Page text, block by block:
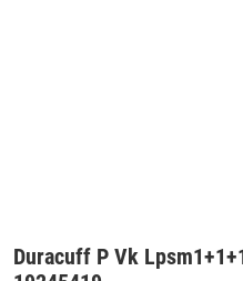
Duracuff P Vk